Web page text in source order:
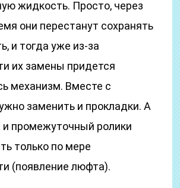
жидкость. Просто, через
они перестанут сохранять
и тогда уже из-за
их замены придется
механизм. Вместе с
заменить и прокладки. А
и промежуточный ролики
только по мере
(появление люфта).